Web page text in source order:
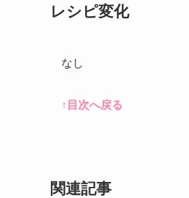
レシピ変化
なし
↑目次へ戻る
関連記事